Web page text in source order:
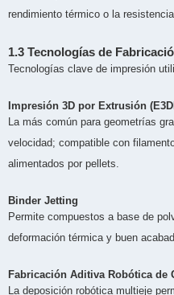
rendimiento térmico o la
1.3 Tecnologías de
Tecnologías clave de impresión
Impresión 3D por Extrusión
La más común para geometrías
velocidad; compatible con
alimentados por pellets.
Binder Jetting
Permite compuestos a base de
deformación térmica y buen
Fabricación Aditiva Robótica de
La deposición robótica multieje